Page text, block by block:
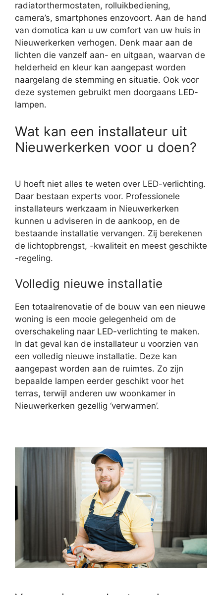
radiatorthermostaten, rolluikbediening,
camera’s, smartphones enzovoort. Aan de hand
van domotica kan u uw comfort van uw huis in
Nieuwerkerken verhogen. Denk maar aan de
lichten die vanzelf aan- en uitgaan, waarvan de
helderheid en kleur kan aangepast worden
naargelang de stemming en situatie. Ook voor
deze systemen gebruikt men doorgaans LED-
lampen.
Wat kan een installateur uit
Nieuwerkerken voor u doen?
U hoeft niet alles te weten over LED-verlichting.
Daar bestaan experts voor. Professionele
installateurs werkzaam in Nieuwerkerken
kunnen u adviseren in de aankoop, en de
bestaande installatie vervangen. Zij berekenen
de lichtopbrengst, -kwaliteit en meest geschikte
-regeling.
Volledig nieuwe installatie
Een totaalrenovatie of de bouw van een nieuwe
woning is een mooie gelegenheid om de
overschakeling naar LED-verlichting te maken.
In dat geval kan de installateur u voorzien van
een volledig nieuwe installatie. Deze kan
aangepast worden aan de ruimtes. Zo zijn
bepaalde lampen eerder geschikt voor het
terras, terwijl anderen uw woonkamer in
Nieuwerkerken gezellig ‘verwarmen’.